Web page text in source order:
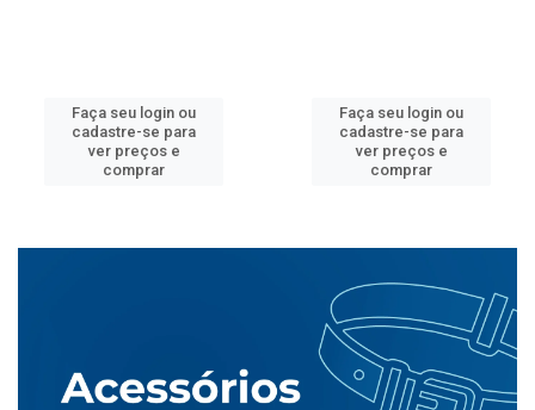
Faça seu login ou
cadastre-se para
ver preços e
comprar
Faça seu login ou
cadastre-se para
ver preços e
comprar